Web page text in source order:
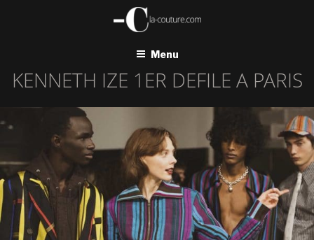
Menu
KENNETH IZE 1ER DEFILE A PARIS